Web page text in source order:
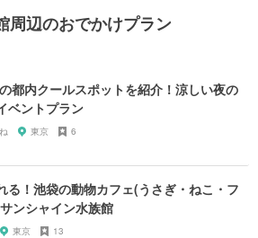
周辺のおでかけプラン
都内クールスポットを紹介！涼しい夜の
ベントプラン
東京 6
る！池袋の動物カフェ(うさぎ・ねこ・フ
ンシャイン水族館
東京 13